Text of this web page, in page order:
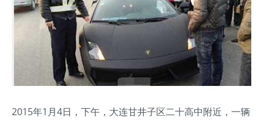
2015年1月4日，下午，大连甘井子区二十高中附近，一辆